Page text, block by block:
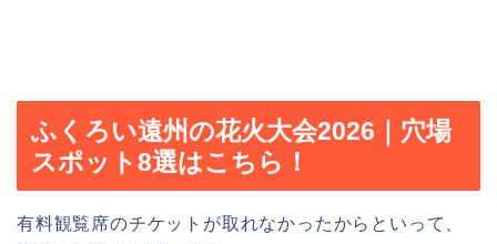
ふくろい遠州の花火大会2026｜穴場
スポット8選はこちら！
有料観覧席のチケットが取れなかったからといって、